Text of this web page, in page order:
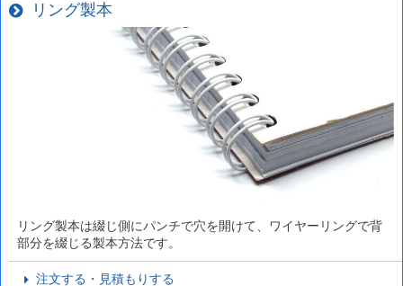
リング製本
リング製本は綴じ側にパンチで穴を開けて、ワイヤーリングで背
部分を綴じる製本方法です。
注文する・見積もりする